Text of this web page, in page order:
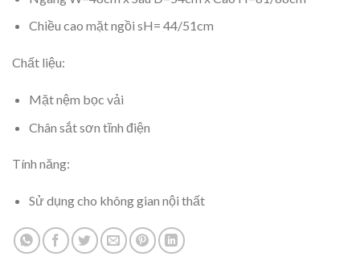
Chiều cao mặt ngồi sH= 44/51cm
Chất liệu:
Mặt nệm bọc vải
Chân sắt sơn tĩnh điện
Tính năng:
Sử dụng cho không gian nội thất